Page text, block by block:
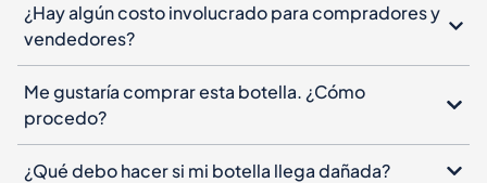
¿Hay algún costo involucrado para compradores y
vendedores?
Me gustaría comprar esta botella. ¿Cómo
procedo?
¿Qué debo hacer si mi botella llega dañada?